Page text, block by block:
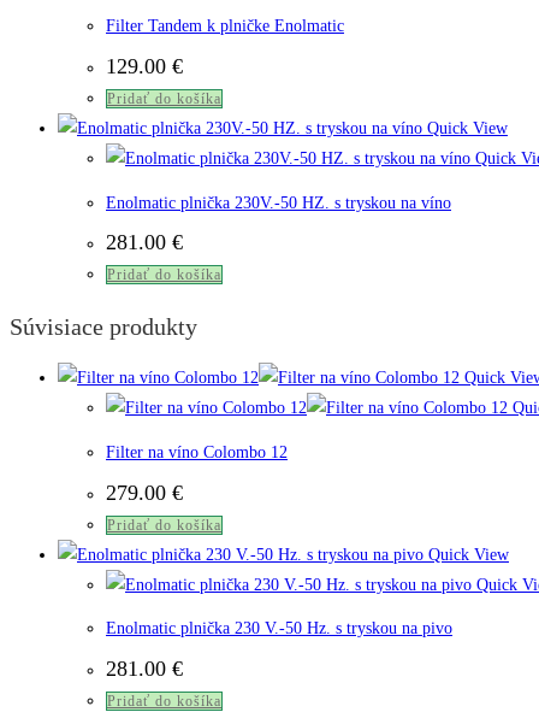
Filter Tandem k plničke Enolmatic
129.00 €
Pridať do košíka
Quick View
Quick
Enolmatic plnička 230V.-50 HZ. s tryskou na víno
281.00 €
Pridať do košíka
Súvisiace produkty
Quick
Filter na víno Colombo 12
279.00 €
Pridať do košíka
Quick View
Quick
Enolmatic plnička 230 V.-50 Hz. s tryskou na pivo
281.00 €
Pridať do košíka